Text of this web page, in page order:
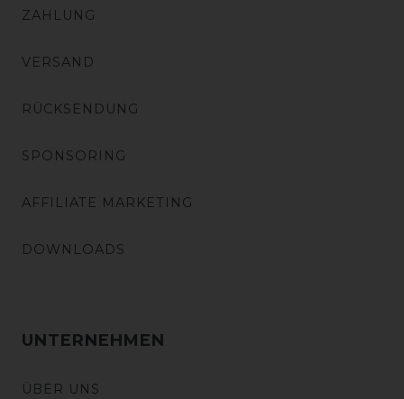
ZAHLUNG
VERSAND
RÜCKSENDUNG
SPONSORING
AFFILIATE MARKETING
DOWNLOADS
UNTERNEHMEN
ÜBER UNS